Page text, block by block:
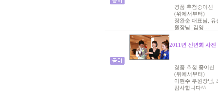
경품 추첨중이신
(위에서부터)
장완순 대표님,
원장님, 김영…
2011년 신년회 사진
경품 추첨 중이신
(위에서부터)
이현주 부원장님,
감사합니다^^